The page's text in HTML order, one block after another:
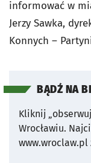
informować w
Jerzy Sawka,
Konnych –
BĄDŹ NA
Kliknij
Wrocławiu.
www.wroclaw.pl